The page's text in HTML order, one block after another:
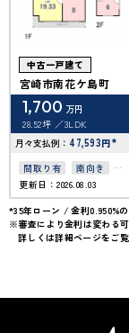
中古一戸建て
宮崎市南花ケ島町
1,700 万円
28.52坪
3LDK
月々支払例： 47,593円*
間取り有
南向き
駐車場2台可
50坪以上
上下水道完備
更新日：2026.08.03
*35年ローン / 金利0.950%
※審査により金利は変わる可
詳しくは詳細ページをご覧